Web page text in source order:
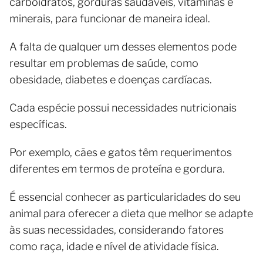
minerais, para funcionar de maneira ideal.
A falta de qualquer um desses elementos pode
resultar em problemas de saúde, como
obesidade, diabetes e doenças cardíacas.
Cada espécie possui necessidades nutricionais
específicas.
Por exemplo, cães e gatos têm requerimentos
diferentes em termos de proteína e gordura.
É essencial conhecer as particularidades do seu
animal para oferecer a dieta que melhor se adapte
às suas necessidades, considerando fatores
como raça, idade e nível de atividade física.